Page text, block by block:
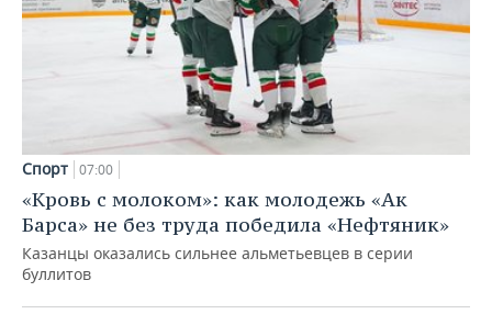
Спорт 07:00
«Кровь с молоком»: как молодежь «Ак
Барса» не без труда победила «Нефтяник»
Казанцы оказались сильнее альметьевцев в серии
буллитов